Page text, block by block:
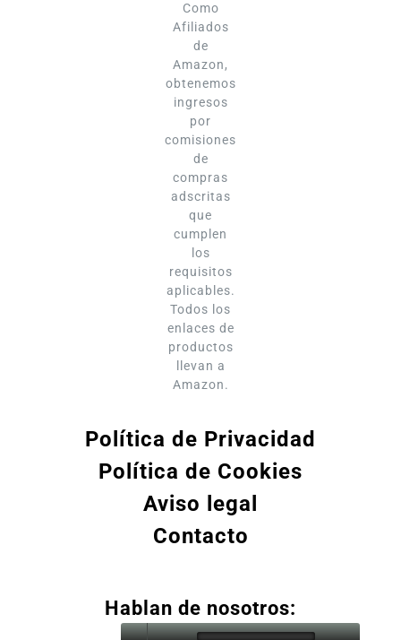
Como
Afiliados
de
Amazon,
obtenemos
ingresos
por
comisiones
de
compras
adscritas
que
cumplen
los
requisitos
aplicables.
Todos los
enlaces de
productos
llevan a
Amazon.
Política de Privacidad
Política de Cookies
Aviso legal
Contacto
Hablan de nosotros: